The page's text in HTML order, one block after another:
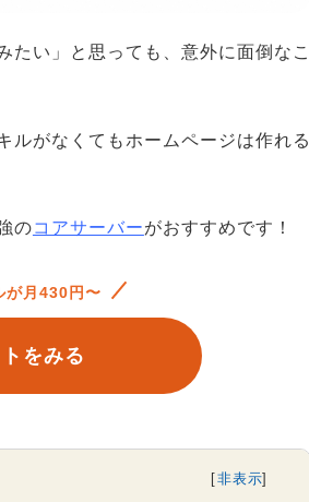
たい」と思っても、意外に面倒なこ
ルがなくてもホームページは作れる
のコアサーバーがおすすめです！
が月430円〜
をみる